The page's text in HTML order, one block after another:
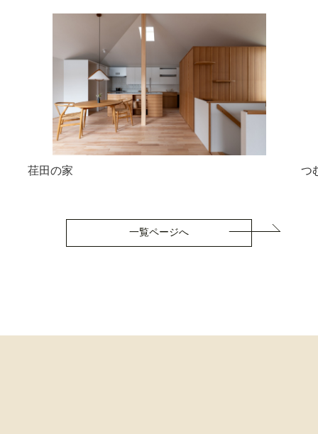
荏田の家 つ
一覧ページへ